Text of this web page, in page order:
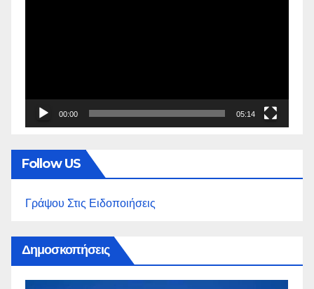
00:00 05:14
Follow US
Γράψου Στις Ειδοποιήσεις
Δημοσκοπήσεις